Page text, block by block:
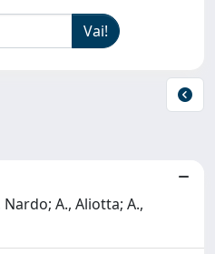
Nardo; A., Aliotta; A.,